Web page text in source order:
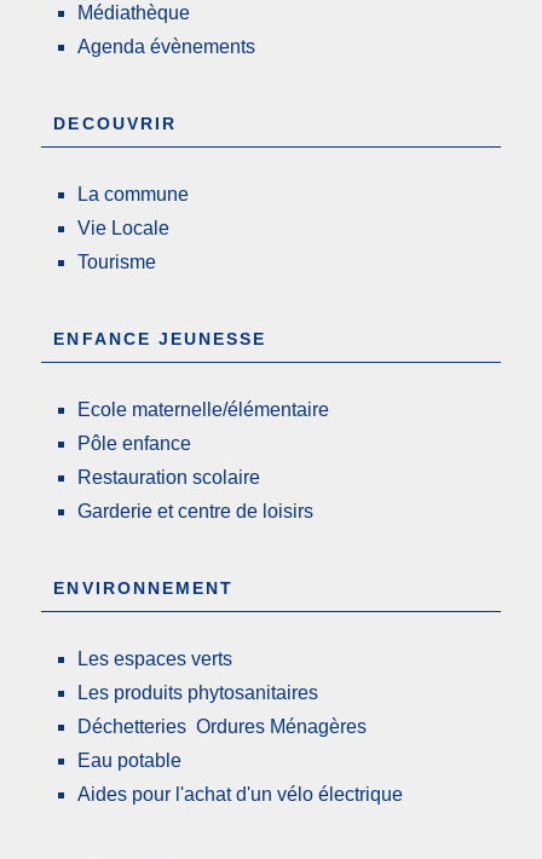
Médiathèque
Agenda évènements
DECOUVRIR
La commune
Vie Locale
Tourisme
ENFANCE JEUNESSE
Ecole maternelle/élémentaire
Pôle enfance
Restauration scolaire
Garderie et centre de loisirs
ENVIRONNEMENT
Les espaces verts
Les produits phytosanitaires
Déchetteries Ordures Ménagères
Eau potable
Aides pour l'achat d'un vélo électrique